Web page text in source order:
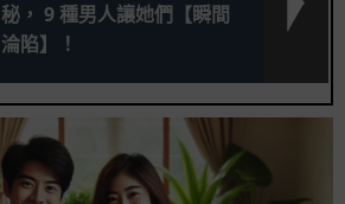
秘， 9 種男人讓她們【瞬間
淪陷】！